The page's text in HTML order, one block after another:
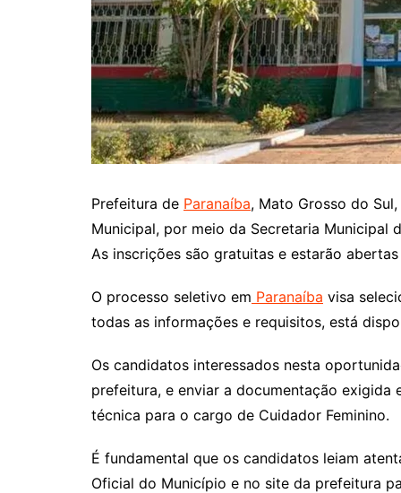
Prefeitura de Paranaíba, Mato Grosso do
Municipal, por meio da Secretaria
As inscrições são gratuitas e estarão
O processo seletivo em Paranaíba visa
todas as informações e requisitos, está
Os candidatos interessados nesta
prefeitura, e enviar a documentação exigida
técnica para o cargo de Cuidador Feminino.
É fundamental que os candidatos leiam
Oficial do Município e no site da prefeitura